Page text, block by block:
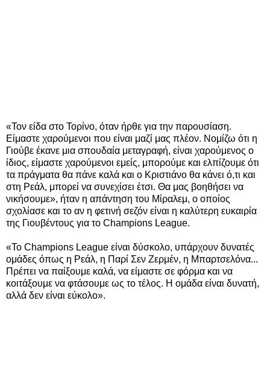
«Τον είδα στο Τορίνο, όταν ήρθε για την παρουσίαση.
Είμαστε χαρούμενοι που είναι μαζί μας πλέον. Νομίζω ότι η
Γιούβε έκανε μια σπουδαία μεταγραφή, είναι χαρούμενος ο
ίδιος, είμαστε χαρούμενοι εμείς, μπορούμε και ελπίζουμε ότι
τα πράγματα θα πάνε καλά και ο Κριστιάνο θα κάνει ό,τι και
στη Ρεάλ, μπορεί να συνεχίσει έτσι. Θα μας βοηθήσει να
νικήσουμε», ήταν η απάντηση του Μίραλεμ, ο οποίος
σχολίασε και το αν η φετινή σεζόν είναι η καλύτερη ευκαιρία
της Γιουβέντους για το Champions League.
«Το Champions League είναι δύσκολο, υπάρχουν δυνατές
ομάδες όπως η Ρεάλ, η Παρί Σεν Ζερμέν, η Μπαρτσελόνα...
Πρέπει να παίξουμε καλά, να είμαστε σε φόρμα και να
κοιτάξουμε να φτάσουμε ως το τέλος. Η ομάδα είναι δυνατή,
αλλά δεν είναι εύκολο».